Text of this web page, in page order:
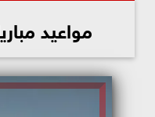
مواعيد